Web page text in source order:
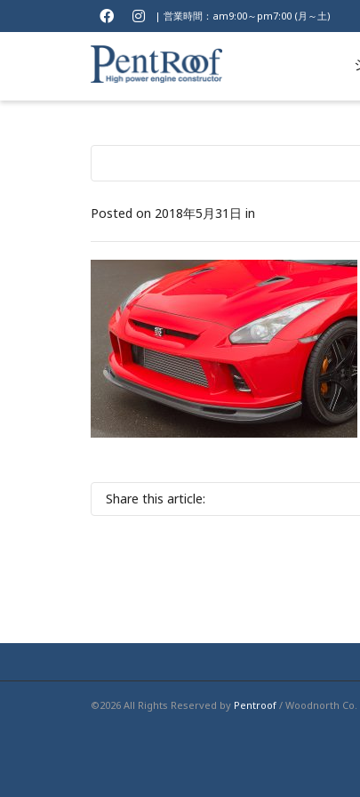
| 営業時間：am9:00～pm7:00 (月～土)
Posted on 2018年5月31日 in
Share this article:
©2026 All Rights Reserved by Pentroof / Woodnorth Co.